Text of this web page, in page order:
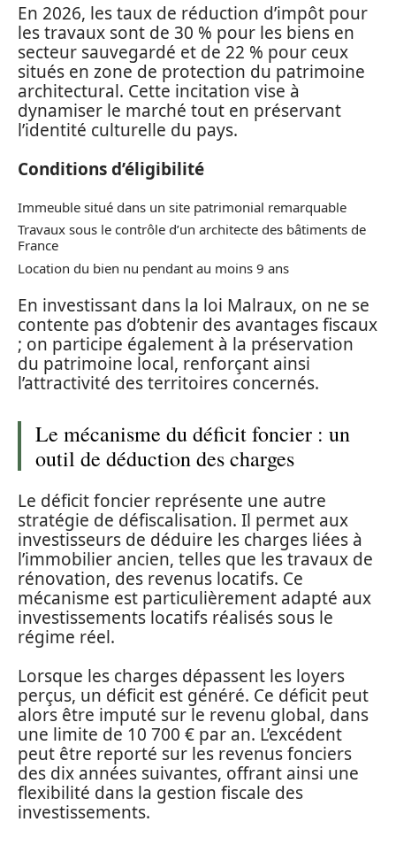
En 2026, les taux de réduction d’impôt pour
les travaux sont de 30 % pour les biens en
secteur sauvegardé et de 22 % pour ceux
situés en zone de protection du patrimoine
architectural. Cette incitation vise à
dynamiser le marché tout en préservant
l’identité culturelle du pays.
Conditions d’éligibilité
Immeuble situé dans un site patrimonial remarquable
Travaux sous le contrôle d’un architecte des bâtiments de
France
Location du bien nu pendant au moins 9 ans
En investissant dans la loi Malraux, on ne se
contente pas d’obtenir des avantages fiscaux
; on participe également à la préservation
du patrimoine local, renforçant ainsi
l’attractivité des territoires concernés.
Le mécanisme du déficit foncier : un
outil de déduction des charges
Le déficit foncier représente une autre
stratégie de défiscalisation. Il permet aux
investisseurs de déduire les charges liées à
l’immobilier ancien, telles que les travaux de
rénovation, des revenus locatifs. Ce
mécanisme est particulièrement adapté aux
investissements locatifs réalisés sous le
régime réel.
Lorsque les charges dépassent les loyers
perçus, un déficit est généré. Ce déficit peut
alors être imputé sur le revenu global, dans
une limite de 10 700 € par an. L’excédent
peut être reporté sur les revenus fonciers
des dix années suivantes, offrant ainsi une
flexibilité dans la gestion fiscale des
investissements.